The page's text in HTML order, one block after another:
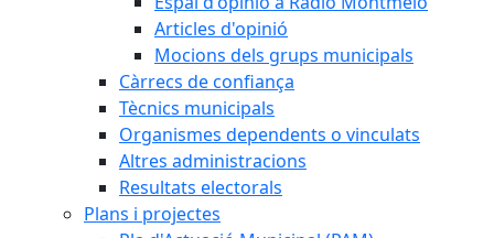
Articles d'opinió
Mocions dels grups municipals
Càrrecs de confiança
Tècnics municipals
Organismes dependents o vinculats
Altres administracions
Resultats electorals
Plans i projectes